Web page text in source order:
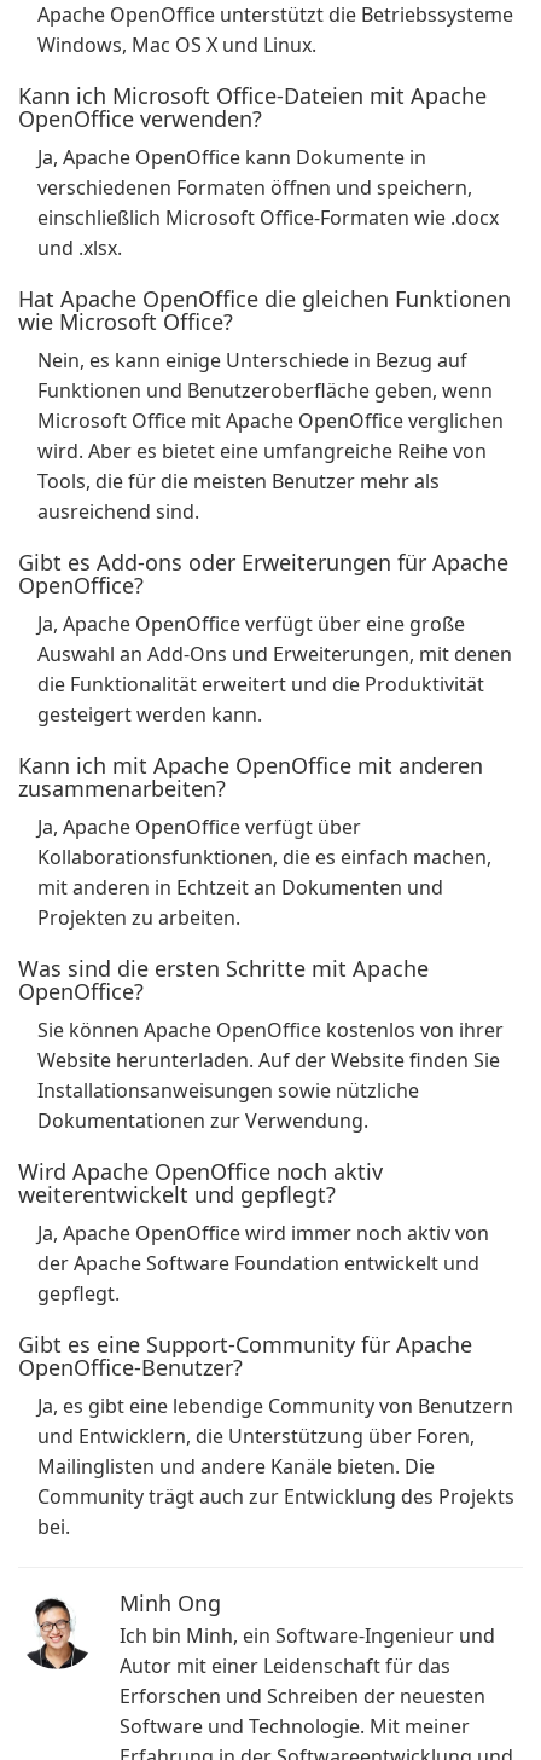
Apache OpenOffice unterstützt die Betriebssysteme
Windows, Mac OS X und Linux.
Kann ich Microsoft Office-Dateien mit Apache
OpenOffice verwenden?
Ja, Apache OpenOffice kann Dokumente in
verschiedenen Formaten öffnen und speichern,
einschließlich Microsoft Office-Formaten wie .docx
und .xlsx.
Hat Apache OpenOffice die gleichen Funktionen
wie Microsoft Office?
Nein, es kann einige Unterschiede in Bezug auf
Funktionen und Benutzeroberfläche geben, wenn
Microsoft Office mit Apache OpenOffice verglichen
wird. Aber es bietet eine umfangreiche Reihe von
Tools, die für die meisten Benutzer mehr als
ausreichend sind.
Gibt es Add-ons oder Erweiterungen für Apache
OpenOffice?
Ja, Apache OpenOffice verfügt über eine große
Auswahl an Add-Ons und Erweiterungen, mit denen
die Funktionalität erweitert und die Produktivität
gesteigert werden kann.
Kann ich mit Apache OpenOffice mit anderen
zusammenarbeiten?
Ja, Apache OpenOffice verfügt über
Kollaborationsfunktionen, die es einfach machen,
mit anderen in Echtzeit an Dokumenten und
Projekten zu arbeiten.
Was sind die ersten Schritte mit Apache
OpenOffice?
Sie können Apache OpenOffice kostenlos von ihrer
Website herunterladen. Auf der Website finden Sie
Installationsanweisungen sowie nützliche
Dokumentationen zur Verwendung.
Wird Apache OpenOffice noch aktiv
weiterentwickelt und gepflegt?
Ja, Apache OpenOffice wird immer noch aktiv von
der Apache Software Foundation entwickelt und
gepflegt.
Gibt es eine Support-Community für Apache
OpenOffice-Benutzer?
Ja, es gibt eine lebendige Community von Benutzern
und Entwicklern, die Unterstützung über Foren,
Mailinglisten und andere Kanäle bieten. Die
Community trägt auch zur Entwicklung des Projekts
bei.
Minh Ong
Ich bin Minh, ein Software-Ingenieur und
Autor mit einer Leidenschaft für das
Erforschen und Schreiben der neuesten
Software und Technologie. Mit meiner